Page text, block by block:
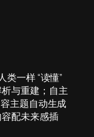
类一样 “读懂”
与重建；自主
主题自动生成
配未来感插